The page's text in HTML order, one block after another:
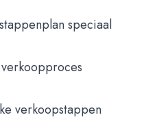
speciaal
verkoopstappen